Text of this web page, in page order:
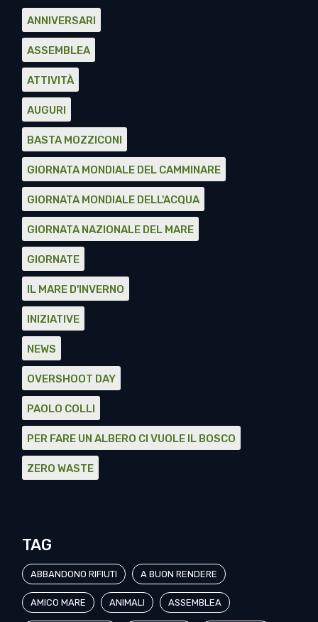
ANNIVERSARI
ASSEMBLEA
ATTIVITÀ
AUGURI
BASTA MOZZICONI
GIORNATA MONDIALE DEL CAMMINARE
GIORNATA MONDIALE DELL'ACQUA
GIORNATA NAZIONALE DEL MARE
GIORNATE
IL MARE D'INVERNO
INIZIATIVE
NEWS
OVERSHOOT DAY
PAOLO COLLI
PER FARE UN ALBERO CI VUOLE IL BOSCO
ZERO WASTE
TAG
ABBANDONO RIFIUTI A BUON RENDERE
AMICO MARE ANIMALI ASSEMBLEA